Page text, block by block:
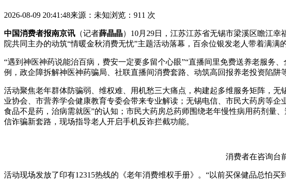
2026-08-09 20:41:48来源：未知浏览：911 次
中国消费者报南京讯 （记者薛晶晶）10月29日，江苏江苏省无锡市梁溪区瞻江
院共同主办的动筑“情暖金秋消费无忧”主题活动落幕，百余位银发老人带着满
“遇到神医神药说能治百病，费安一定要多留个心眼”“直播间里免费送养老服务、
例，政企障拆解神医神药骗局、社联直播间消费套路、动筑高回报养老投资陷阱
活动聚焦老年群体防骗弱、维权难、用机愁三大痛点，构建起多维服务矩阵，
业协会、市营养学会健康教育专委会带来专业解读；无锡电信、市民大药房等
食品不是药，治病需就医”的认知；市民大药房总药师围绕老年慢性病用药剂量
信诈骗新套路，现场指导老人开启手机反诈拦截功能。
消费者在咨询台
活动现场发放了印有12315热线的《老年消费维权手册》。“以前买保健品总怕